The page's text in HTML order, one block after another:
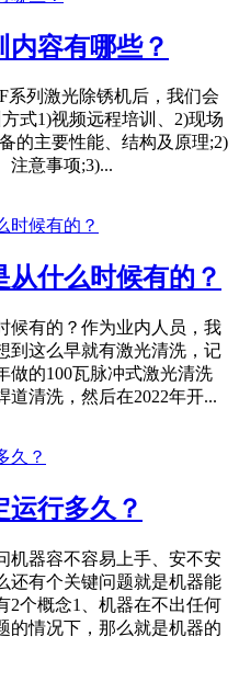
容有哪些？
系列激光除锈机后，我们会
式1)视频远程培训、2)现场
的主要性能、结构及原理;2)
注意事项;3)...
什么时候有的？
候有的？作为业内人员，我
到这么早就有激光清洗，记
做的100瓦脉冲式激光清洗
清洗，然后在2022年开...
行多久？
机器容不容易上手、安不安
还有个关键问题就是机器能
2个概念1、机器在不出任何
的情况下，那么就是机器的